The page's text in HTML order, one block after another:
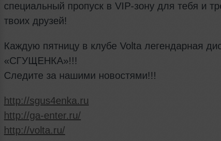
специальный пропуск в VIP-зону для тебя и
твоих друзей!
Каждую пятницу в клубе Volta легендарная
«СГУЩЕНКА»!!!
Следите за нашими новостями!!!
http://sgus4enka.ru
http://ga-enter.ru/
http://volta.ru/